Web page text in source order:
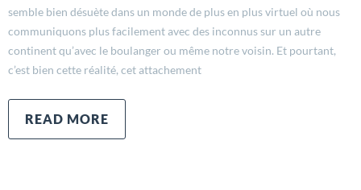
semble bien désuète dans un monde de plus en plus virtuel où nous
communiquons plus facilement avec des inconnus sur un autre
continent qu’avec le boulanger ou même notre voisin. Et pourtant,
c’est bien cette réalité, cet attachement
READ MORE